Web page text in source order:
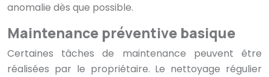
anomalie dès que possible.
Maintenance préventive basique
Certaines tâches de maintenance peuvent être
réalisées par le propriétaire. Le nettoyage régulier